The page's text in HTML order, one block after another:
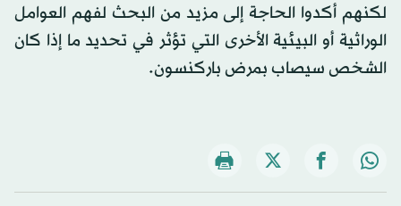
لكنهم أكدوا الحاجة إلى مزيد من البحث لفهم العوامل
الوراثية أو البيئية الأخرى التي تؤثر في تحديد ما إذا كان
الشخص سيصاب بمرض باركنسون.